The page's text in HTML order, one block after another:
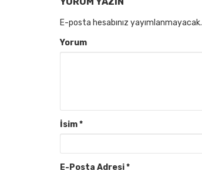
E-posta hesabınız yayımlanmayacak.
Yorum
İsim*
E-Posta Adresi*